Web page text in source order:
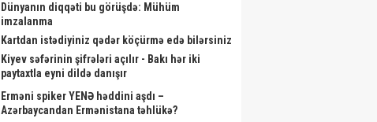
Dünyanın diqqəti bu görüşdə: Mühüm
imzalanma
Kartdan istədiyiniz qədər köçürmə edə bilərsiniz
Kiyev səfərinin şifrələri açılır - Bakı hər iki
paytaxtla eyni dildə danışır
Erməni spiker YENƏ həddini aşdı –
Azərbaycandan Ermənistana təhlükə?